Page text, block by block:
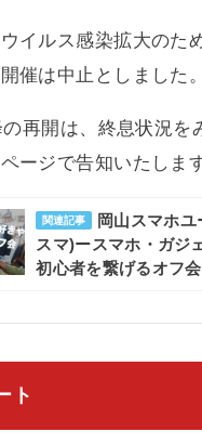
イルス感染拡大のた
催は中止としました。
再開は、終息状況を
ージで告知いたします
関連記事
岡山スマホユ
スマ)ースマホ・ガジ
初心者を繋げるオフ会
ト